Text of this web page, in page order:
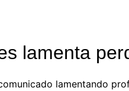
lamenta
lamentando